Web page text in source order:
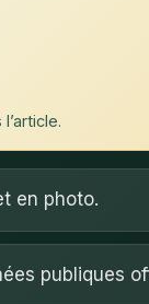
en photo.
publiques